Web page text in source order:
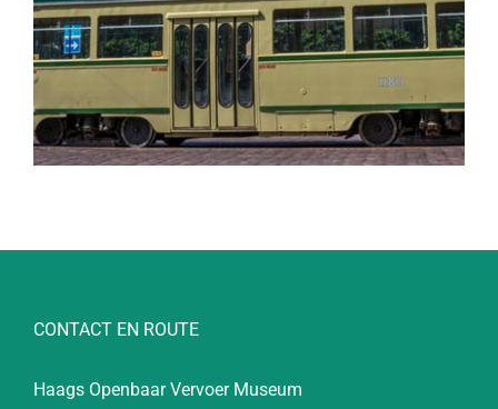
CONTACT EN ROUTE
Haags Openbaar Vervoer Museum